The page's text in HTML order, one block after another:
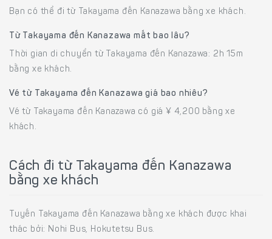
Bạn có thể đi từ Takayama đến Kanazawa bằng xe khách.
Từ Takayama đến Kanazawa mất bao lâu?
Thời gian di chuyển từ Takayama đến Kanazawa: 2h 15m
bằng xe khách.
Vé từ Takayama đến Kanazawa giá bao nhiêu?
Vé từ Takayama đến Kanazawa có giá ¥ 4,200 bằng xe
khách.
Cách đi từ Takayama đến Kanazawa
bằng xe khách
Tuyến Takayama đến Kanazawa bằng xe khách được khai
thác bởi: Nohi Bus, Hokutetsu Bus.